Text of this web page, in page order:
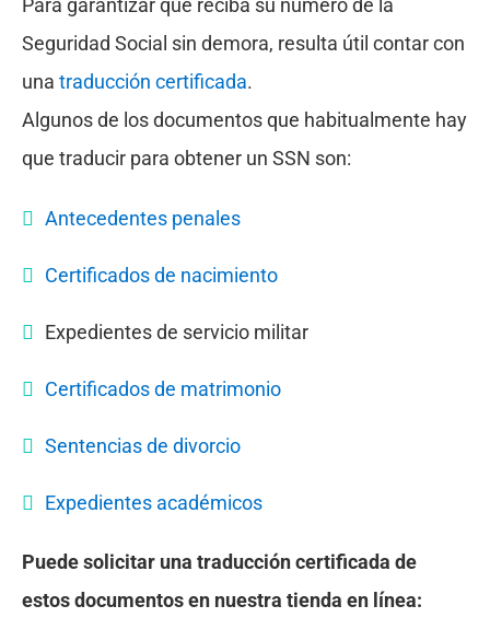
Para garantizar que reciba su número de la
Seguridad Social sin demora, resulta útil contar con
una traducción certificada.
Algunos de los documentos que habitualmente hay
que traducir para obtener un SSN son:
Antecedentes penales
Certificados de nacimiento
Expedientes de servicio militar
Certificados de matrimonio
Sentencias de divorcio
Expedientes académicos
Puede solicitar una traducción certificada de
estos documentos en nuestra tienda en línea: